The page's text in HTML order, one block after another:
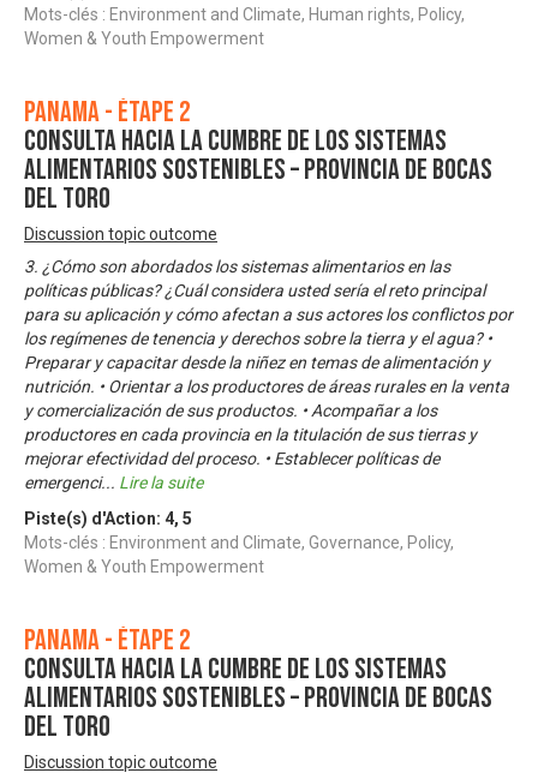
Mots-clés : Environment and Climate, Human rights, Policy,
Women & Youth Empowerment
Panama - Étape 2
Consulta Hacia la Cumbre de los Sistemas
Alimentarios Sostenibles – Provincia de Bocas
del Toro
Discussion topic outcome
3. ¿Cómo son abordados los sistemas alimentarios en las
políticas públicas? ¿Cuál considera usted sería el reto principal
para su aplicación y cómo afectan a sus actores los conflictos por
los regímenes de tenencia y derechos sobre la tierra y el agua? •
Preparar y capacitar desde la niñez en temas de alimentación y
nutrición. • Orientar a los productores de áreas rurales en la venta
y comercialización de sus productos. • Acompañar a los
productores en cada provincia en la titulación de sus tierras y
mejorar efectividad del proceso. • Establecer políticas de
emergenci... Lire la suite
Piste(s) d'Action: 4, 5
Mots-clés : Environment and Climate, Governance, Policy,
Women & Youth Empowerment
Panama - Étape 2
Consulta Hacia la Cumbre de los Sistemas
Alimentarios Sostenibles – Provincia de Bocas
del Toro
Discussion topic outcome